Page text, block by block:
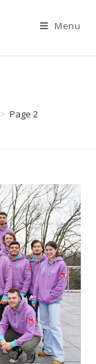
Menu
> Page 2